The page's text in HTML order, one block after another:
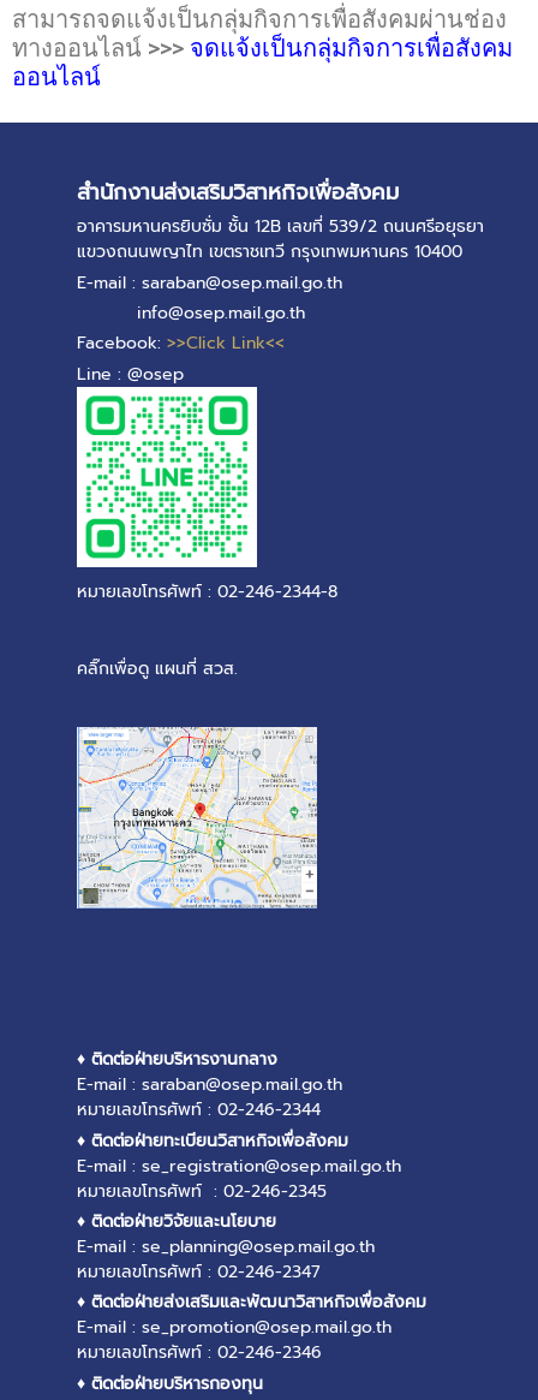
สามารถจดแจ้งเป็นกลุ่มกิจการเพื่อสังคมผ่านช่อง
ทางออนไลน์ >>> จดแจ้งเป็นกลุ่มกิจการเพื่อสังคม
ออนไลน์
สำนักงานส่งเสริมวิสาหกิจเพื่อสังคม
อาคารมหานครยิบซั่ม ชั้น 12B เลขที่ 539/2 ถนนศรีอยุธยา
แขวงถนนพญาไท เขตราชเทวี กรุงเทพมหานคร 10400
E-mail : saraban@osep.mail.go.th
info@osep.mail.go.th
Facebook: >>Click Link<<
Line : @osep
หมายเลขโทรศัพท์ : 02-246-2344-8
คลิ๊กเพื่อดู แผนที่ สวส.
♦ ติดต่อฝ่ายบริหารงานกลาง
E-mail : saraban@osep.mail.go.th
หมายเลขโทรศัพท์ : 02-246-2344
♦ ติดต่อฝ่ายทะเบียนวิสาหกิจเพื่อสังคม
E-mail : se_registration@osep.mail.go.th
หมายเลขโทรศัพท์ : 02-246-2345
♦ ติดต่อฝ่ายวิจัยและนโยบาย
E-mail : se_planning@osep.mail.go.th
หมายเลขโทรศัพท์ : 02-246-2347
♦ ติดต่อฝ่ายส่งเสริมและพัฒนาวิสาหกิจเพื่อสังคม
E-mail : se_promotion@osep.mail.go.th
หมายเลขโทรศัพท์ : 02-246-2346
♦ ติดต่อฝ่ายบริหารกองทุน